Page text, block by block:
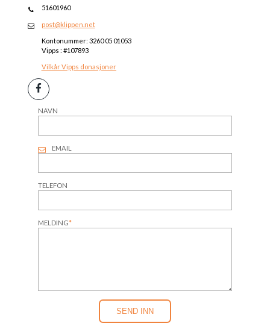
51601960
post@klippen.net
Kontonummer: 3260 05 01053
Vipps : #107893
Vilkår Vipps donasjoner
NAVN
EMAIL
TELEFON
MELDING*